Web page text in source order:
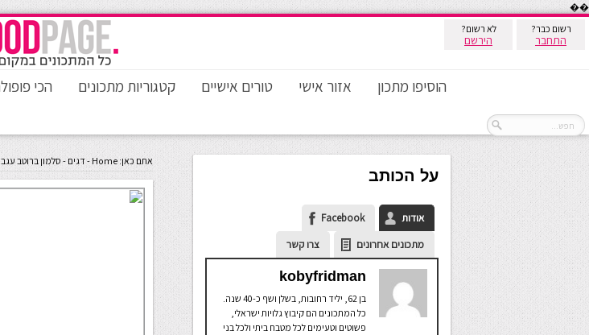
��
רשום כבר?
התחבר
לא רשום?
הירשם
הוסיפו מתכון אזור אישי טורים אישיים קטגוריות מתכונים הכי
אתם כאן: Home
-דגים -סלמון ברוטב
על הכותב
אודות
Facebook
מתכונים אחרונים
צרו קשר
kobyfridman
בן 62, יליד רחובות, בשלן ושף כ-40 שנה.
כל המתכונים הם קיבוץ גלויות ישראלי,
פשוטים וטעימים לכל מטבח ביתי ולכל בני